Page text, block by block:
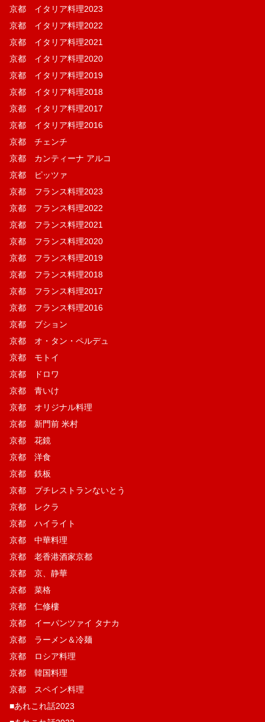
京都 イタリア料理2023
京都 イタリア料理2022
京都 イタリア料理2021
京都 イタリア料理2020
京都 イタリア料理2019
京都 イタリア料理2018
京都 イタリア料理2017
京都 イタリア料理2016
京都 チェンチ
京都 カンティーナ アルコ
京都 ピッツァ
京都 フランス料理2023
京都 フランス料理2022
京都 フランス料理2021
京都 フランス料理2020
京都 フランス料理2019
京都 フランス料理2018
京都 フランス料理2017
京都 フランス料理2016
京都 ブション
京都 オ・タン・ペルデュ
京都 モトイ
京都 ドロワ
京都 青いけ
京都 オリジナル料理
京都 新門前 米村
京都 花鏡
京都 洋食
京都 鉄板
京都 プチレストランないとう
京都 レクラ
京都 ハイライト
京都 中華料理
京都 老香港酒家京都
京都 京、静華
京都 菜格
京都 仁修樓
京都 イーパンツァイ タナカ
京都 ラーメン＆冷麺
京都 ロシア料理
京都 韓国料理
京都 スペイン料理
■あれこれ話2023